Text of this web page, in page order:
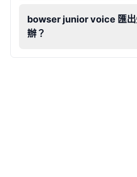
bowser junior voice 匯出
辦？